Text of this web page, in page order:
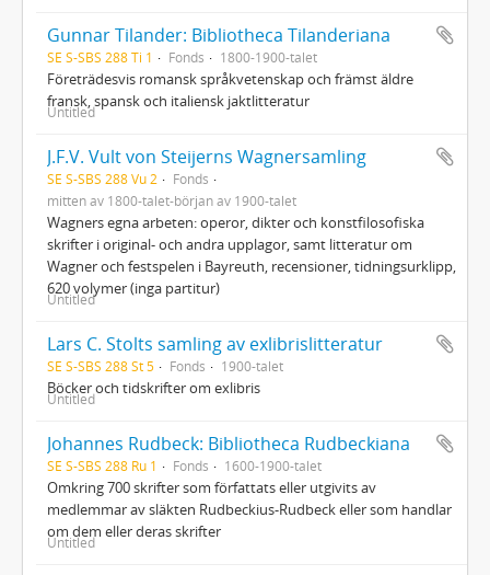
Gunnar Tilander: Bibliotheca Tilanderiana
SE S-SBS 288 Ti 1 Fonds 1800-1900-talet
Företrädesvis romansk språkvetenskap och främst äldre
fransk, spansk och italiensk jaktlitteratur
Untitled
J.F.V. Vult von Steijerns Wagnersamling
SE S-SBS 288 Vu 2
Fonds
mitten av 1800-talet-början av 1900-talet
Wagners egna arbeten: operor, dikter och konstfilosofiska
skrifter i original- och andra upplagor, samt litteratur om
Wagner och festspelen i Bayreuth, recensioner, tidningsurklipp,
620 volymer (inga partitur)
Untitled
Lars C. Stolts samling av exlibrislitteratur
SE S-SBS 288 St 5 Fonds 1900-talet
Böcker och tidskrifter om exlibris
Untitled
Johannes Rudbeck: Bibliotheca Rudbeckiana
SE S-SBS 288 Ru 1 Fonds 1600-1900-talet
Omkring 700 skrifter som författats eller utgivits av
medlemmar av släkten Rudbeckius-Rudbeck eller som handlar
om dem eller deras skrifter
Untitled